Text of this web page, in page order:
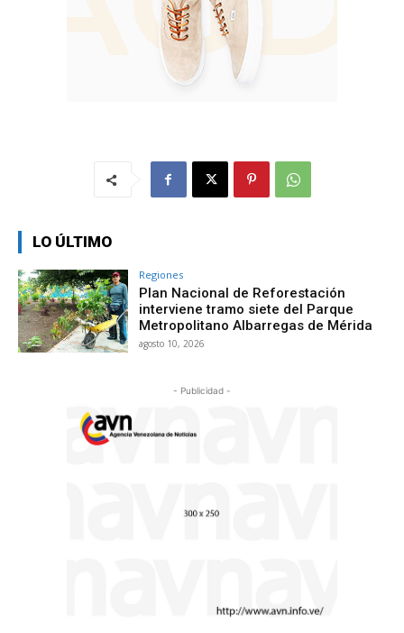
LO ÚLTIMO
Regiones
Plan Nacional de Reforestación
interviene tramo siete del Parque
Metropolitano Albarregas de Mérida
agosto 10, 2026
- Publicidad -